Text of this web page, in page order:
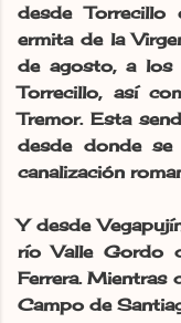
desde Torrecillo
ermita de la
de agosto, a los
Torrecillo, así
Tremor. Esta
desde donde
canalización
Y desde
río Valle Gordo
Ferrera. Mientras
Campo de